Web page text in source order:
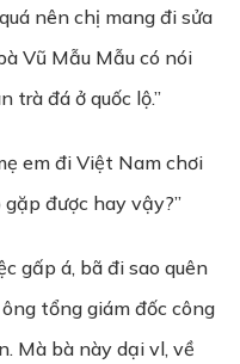
nên chị mang đi sửa
Vũ Mẫu Mẫu có nói
trà đá ở quốc lộ.”
em đi Việt Nam chơi
được hay vậy?”
gấp á, bã đi sao quên
tổng giám đốc công
Mà bà này dại vl, về